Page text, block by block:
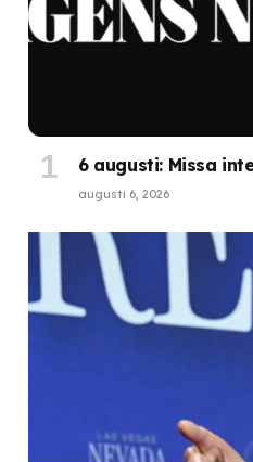
6 augusti: Missa
augusti 6, 2026